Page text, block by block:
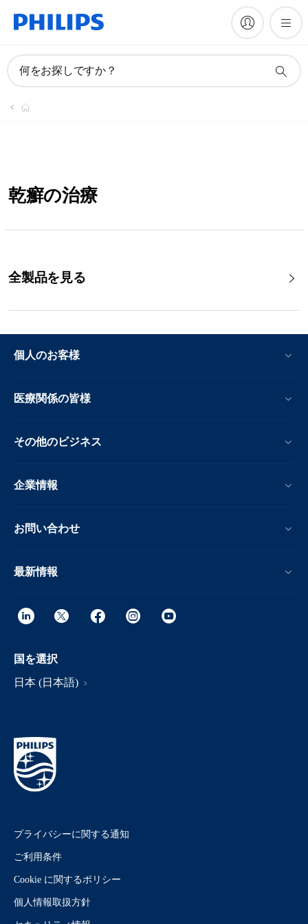
何をお探しですか？
乾癬の治療
全製品を見る
個人のお客様
医療関係の皆様
その他のビジネス
企業情報
お問い合わせ
最新情報
国を選択
日本 (日本語)
プライバシーに関する通知
ご利用条件
Cookie に関するポリシー
個人情報取扱方針